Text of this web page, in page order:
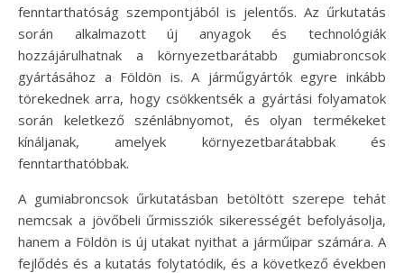
fenntarthatóság szempontjából is jelentős. Az űrkutatás
során alkalmazott új anyagok és technológiák
hozzájárulhatnak a környezetbarátabb gumiabroncsok
gyártásához a Földön is. A járműgyártók egyre inkább
törekednek arra, hogy csökkentsék a gyártási folyamatok
során keletkező szénlábnyomot, és olyan termékeket
kínáljanak, amelyek környezetbarátabbak és
fenntarthatóbbak.
A gumiabroncsok űrkutatásban betöltött szerepe tehát
nemcsak a jövőbeli űrmissziók sikerességét befolyásolja,
hanem a Földön is új utakat nyithat a járműipar számára. A
fejlődés és a kutatás folytatódik, és a következő években